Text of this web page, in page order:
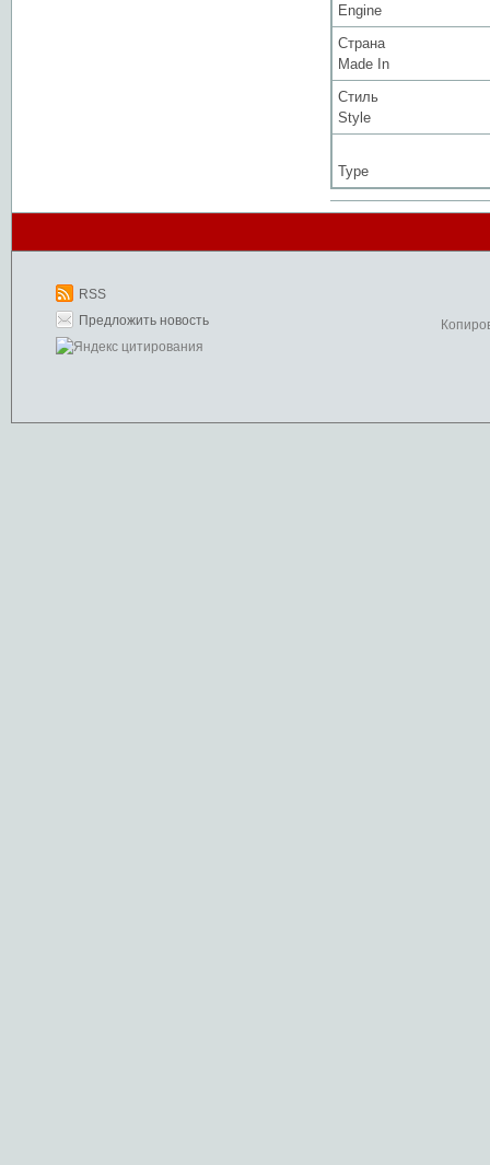
Engine
Страна
Made In
Стиль
Style
Type
RSS
Предложить новость